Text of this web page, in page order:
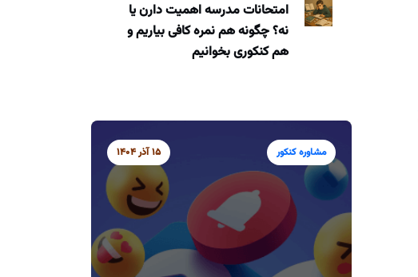
امتحانات مدرسه اهمیت دارن یا
نه؟ چگونه هم نمره کافی بیاریم و
هم کنکوری بخوانیم
مشاوره کنکور 15 آذر 1404